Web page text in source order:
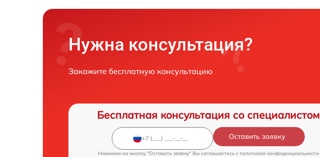
Нужна консультация?
Закажите бесплатную консультацию
Бесплатная консультация со специалистом
Оставить заявку
Нажимая на кнопку "Оставить заявку" Вы соглашаетесь c политикой конфиденциальности